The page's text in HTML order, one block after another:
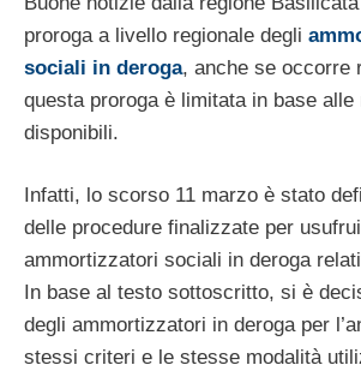
proroga a livello regionale degli
sociali in deroga, anche se occorre
questa proroga è limitata in base alle
disponibili.
Infatti, lo scorso 11 marzo è stato
delle procedure finalizzate per
ammortizzatori sociali in deroga
In base al testo sottoscritto, si è
degli ammortizzatori in deroga per
stessi criteri e le stesse modalità